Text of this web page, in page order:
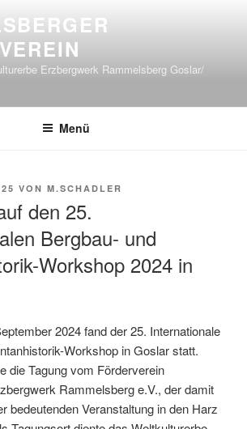
Erzbergwerk Rammelsberg Goslar/
Menü
VON M.SCHADLER
den 25.
Bergbau- und
Workshop 2024 in
2024 fand der 25. Internationale
Workshop in Goslar statt.
die Tagung vom Förderverein
Rammelsberg e.V., der damit
bedeutenden Veranstaltung in den Harz